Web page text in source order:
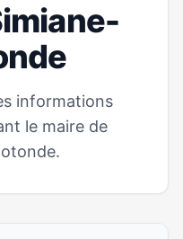
informations
le maire de